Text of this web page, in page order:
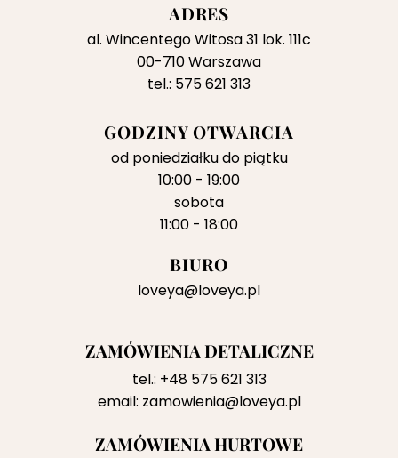
ADRES
al. Wincentego Witosa 31 lok. 111c
00-710 Warszawa
tel.: 575 621 313
GODZINY OTWARCIA
od poniedziałku do piątku
10:00 - 19:00
sobota
11:00 - 18:00
BIURO
loveya@loveya.pl
ZAMÓWIENIA DETALICZNE
tel.: +48 575 621 313
email: zamowienia@loveya.pl
ZAMÓWIENIA HURTOWE